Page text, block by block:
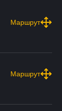
Маршрут
Маршрут